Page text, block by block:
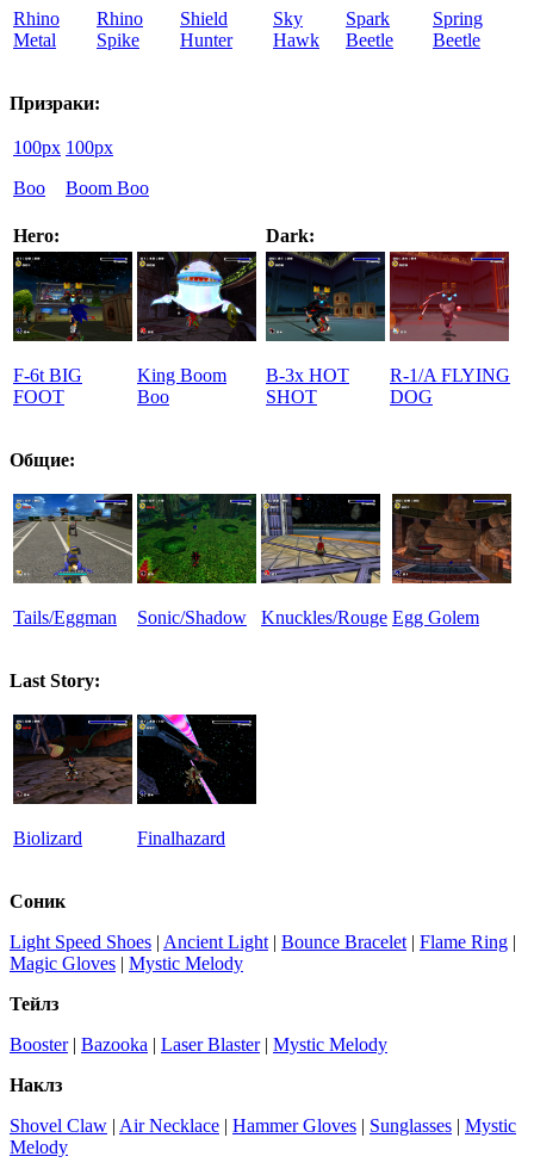
Rhino
Metal
Rhino
Spike
Shield
Hunter
Sky
Hawk
Spark
Beetle
Spring
Beetle
Призраки:
100px
Boo
100px
Boom Boo
Hero: Dark:
F-6t BIG
FOOT
King Boom
Boo
B-3x HOT
SHOT
R-1/A FLYING
DOG
Общие:
Tails/Eggman Sonic/Shadow Knuckles/Rouge Egg Golem
Last Story:
Biolizard Finalhazard
Соник
Light Speed Shoes | Ancient Light | Bounce Bracelet | Flame Ring |
Magic Gloves | Mystic Melody
Тейлз
Booster| Bazooka | Laser Blaster| Mystic Melody
Наклз
Shovel Claw | Air Necklace | Hammer Gloves | Sunglasses | Mystic
Melody